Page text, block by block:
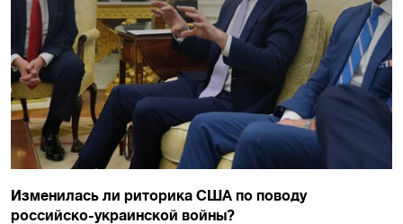
Изменилась ли риторика США по поводу
российско-украинской войны?